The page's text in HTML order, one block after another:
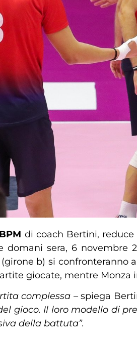
di coach Bertini,
sera, 6 novembre
b) si confronteranno
giocate, mentre Monza
complessa –spiega
gioco. Il loro modello di
della battuta”.